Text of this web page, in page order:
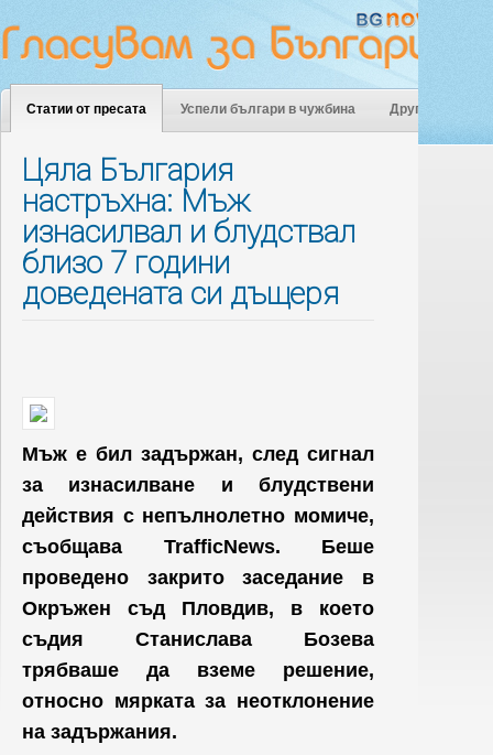
Статии от пресата Успели българи в чужбина Други
Цяла България
настръхна: Мъж
изнасилвал и блудствал
близо 7 години
доведената си дъщеря
Мъж е бил задържан, след сигнал
за изнасилване и блудствени
действия с непълнолетно момиче,
съобщава TrafficNews. Беше
проведено закрито заседание в
Окръжен съд Пловдив, в което
съдия Станислава Бозева
трябваше да вземе решение,
относно мярката за неотклонение
на задържания.